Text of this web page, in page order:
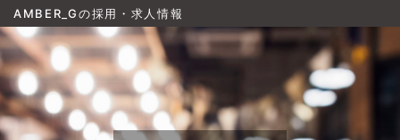
AMBER_Gの採用・求人情報